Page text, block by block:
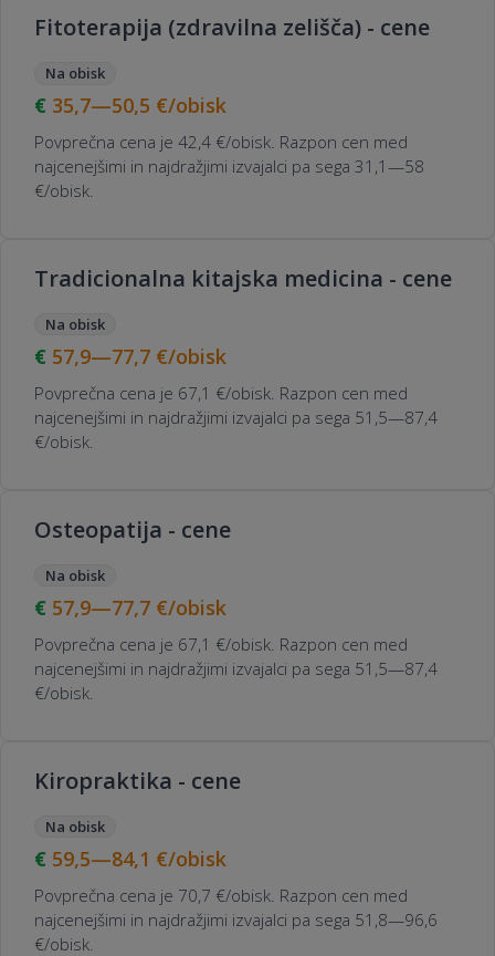
Fitoterapija (zdravilna zelišča) - cene
Na obisk
35,7—50,5 €/obisk
Povprečna cena je 42,4 €/obisk. Razpon cen med
najcenejšimi in najdražjimi izvajalci pa sega 31,1—58
€/obisk.
Tradicionalna kitajska medicina - cene
Na obisk
57,9—77,7 €/obisk
Povprečna cena je 67,1 €/obisk. Razpon cen med
najcenejšimi in najdražjimi izvajalci pa sega 51,5—87,4
€/obisk.
Osteopatija - cene
Na obisk
57,9—77,7 €/obisk
Povprečna cena je 67,1 €/obisk. Razpon cen med
najcenejšimi in najdražjimi izvajalci pa sega 51,5—87,4
€/obisk.
Kiropraktika - cene
Na obisk
59,5—84,1 €/obisk
Povprečna cena je 70,7 €/obisk. Razpon cen med
najcenejšimi in najdražjimi izvajalci pa sega 51,8—96,6
€/obisk.